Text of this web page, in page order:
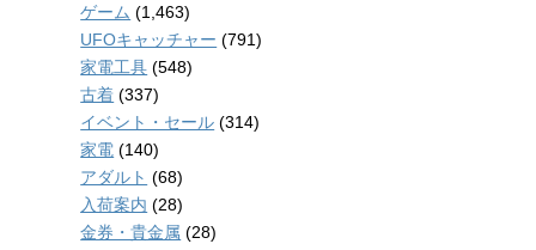
ゲーム (1,463)
UFOキャッチャー (791)
家電工具 (548)
古着 (337)
イベント・セール (314)
家電 (140)
アダルト (68)
入荷案内 (28)
金券・貴金属 (28)